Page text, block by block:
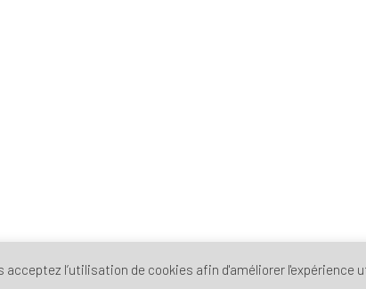
l’utilisation de cookies afin d'améliorer l'expérience